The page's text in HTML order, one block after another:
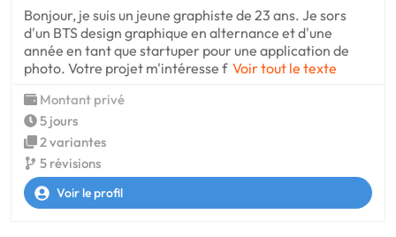
Bonjour, je suis un jeune graphiste de 23 ans. Je sors
d'un BTS design graphique en alternance et d'une
année en tant que startuper pour une application de
photo. Votre projet m'intéresse f Voir tout le texte
Montant privé
5 jours
2 variantes
5 révisions
Voir le profil